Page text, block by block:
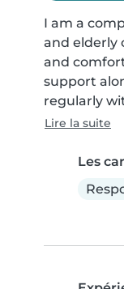
I am a
and elderly
and
support
regularly
Lire la suite
Les